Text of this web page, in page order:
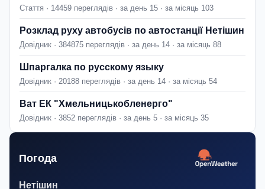
Стаття · 14459 переглядів · за день 15 · за місяць 103
Розклад руху автобусів по автостанції Нетішин
Довідник · 384875 переглядів · за день 14 · за місяць 88
Шпаргалка по русскому языку
Довідник · 20188 переглядів · за день 14 · за місяць 54
Ват ЕК "Хмельницькобленерго"
Довідник · 3852 переглядів · за день 5 · за місяць 35
Погода
Нетішин